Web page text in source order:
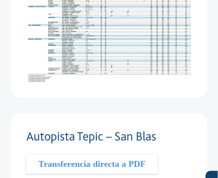
Autopista Tepic – San Blas
Transferencia directa a PDF